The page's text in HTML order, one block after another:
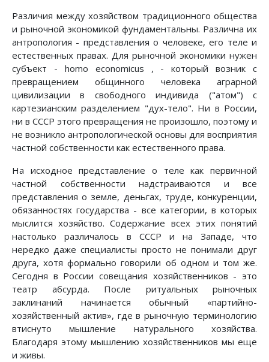
Различия между хозяйством традиционного общества
и рыночной экономикой фундаментальны. Различна их
антропология - представления о человеке, его теле и
естественных правах. Для рыночной экономики нужен
субъект - homo economicus , - который возник с
превращением общинного человека аграрной
цивилизации в свободного индивида ("атом") с
картезианским разделением "дух-тело". Ни в России,
ни в СССР этого превращения не произошло, поэтому и
не возникло антропологической основы для восприятия
частной собственности как естественного права.
На исходное представление о теле как первичной
частной собственности надстраиваются и все
представления о земле, деньгах, труде, конкуренции,
обязанностях государства - все категории, в которых
мыслится хозяйство. Содержание всех этих понятий
настолько различалось в СССР и на Западе, что
нередко даже специалисты просто не понимали друг
друга, хотя формально говорили об одном и том же.
Сегодня в России совещания хозяйственников - это
театр абсурда. После ритуальных рыночных
заклинаний начинается обычный «партийно-
хозяйственный актив», где в рыночную терминологию
втиснуто мышление натурального хозяйства.
Благодаря этому мышлению хозяйственников мы еще
и живы.